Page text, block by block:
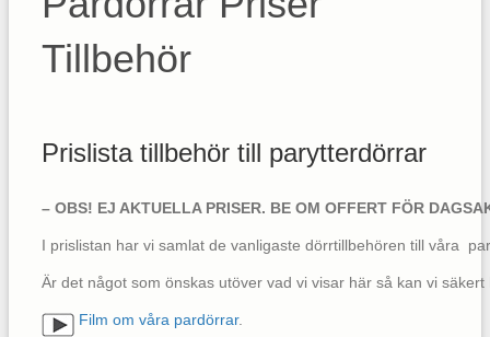
Tillbehör
Prislista tillbehör till parytterdörrar
– OBS! EJ AKTUELLA PRISER. BE OM OFFERT FÖR
I prislistan har vi samlat de vanligaste dörrtillbehören till våra
Är det något som önskas utöver vad vi visar här så kan vi
Film om våra pardörrar.